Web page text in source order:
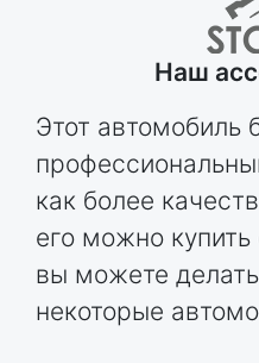
Наш
Этот
как более
его можно купить
вы можете
некоторые